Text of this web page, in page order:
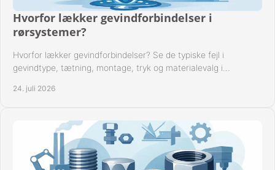
Hvorfor lækker gevindforbindelser i
rørsystemer?
Hvorfor lækker gevindforbindelser? Se de typiske fejl i
gevindtype, tætning, montage, tryk og materialevalg i
24. juli 2026